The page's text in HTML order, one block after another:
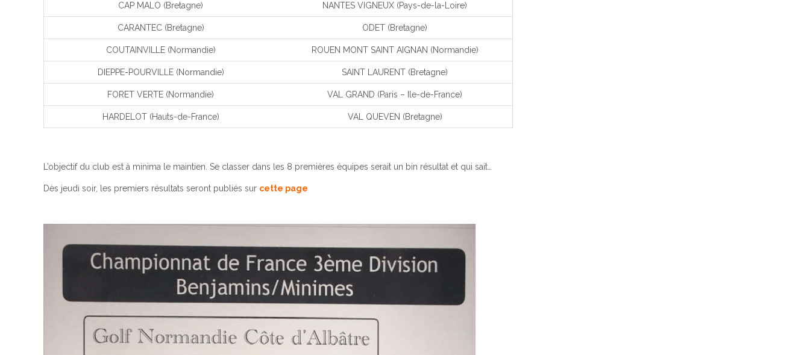
CAP MALO (Bretagne) NANTES VIGNEUX (Pays-de-la-Loire)
CARANTEC (Bretagne) ODET (Bretagne)
COUTAINVILLE (Normandie) ROUEN MONT SAINT AIGNAN (Normandie)
DIEPPE-POURVILLE (Normandie) SAINT LAURENT (Bretagne)
FORET VERTE (Normandie) VAL GRAND (Paris – Ile-de-France)
HARDELOT (Hauts-de-France) VAL QUEVEN (Bretagne)
L’objectif du club est à minima le maintien. Se classer dans les 8 premières équipes serait un bin résultat et qui sait…
Dès jeudi soir, les premiers résultats seront publiés sur cette page